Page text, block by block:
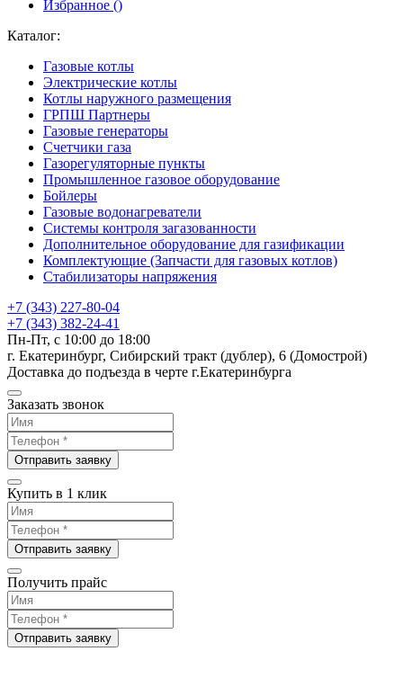
Избранное ()
Каталог:
Газовые котлы
Электрические котлы
Котлы наружного размещения
ГРПШ Партнеры
Газовые генераторы
Счетчики газа
Газорегуляторные пункты
Промышленное газовое оборудование
Бойлеры
Газовые водонагреватели
Системы контроля загазованности
Дополнительное оборудование для газификации
Комплектующие (Запчасти для газовых котлов)
Стабилизаторы напряжения
+7 (343) 227-80-04
+7 (343) 382-24-41
Пн-Пт, с 10:00 до 18:00
г. Екатеринбург, Сибирский тракт (дублер), 6 (Домострой)
Доставка до подъезда в черте г.Екатеринбурга
Заказать звонок
Отправить заявку
Купить в 1 клик
Отправить заявку
Получить прайс
Отправить заявку